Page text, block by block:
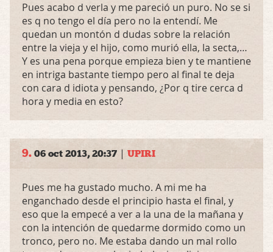
Pues acabo d verla y me pareció un puro. No se si
es q no tengo el día pero no la entendí. Me
quedan un montón d dudas sobre la relación
entre la vieja y el hijo, como murió ella, la secta,…
Y es una pena porque empieza bien y te mantiene
en intriga bastante tiempo pero al final te deja
con cara d idiota y pensando, ¿Por q tire cerca d
hora y media en esto?
9. 06 oct 2013, 20:37 | UPIRI
Pues me ha gustado mucho. A mi me ha
enganchado desde el principio hasta el final, y
eso que la empecé a ver a la una de la mañana y
con la intención de quedarme dormido como un
tronco, pero no. Me estaba dando un mal rollo